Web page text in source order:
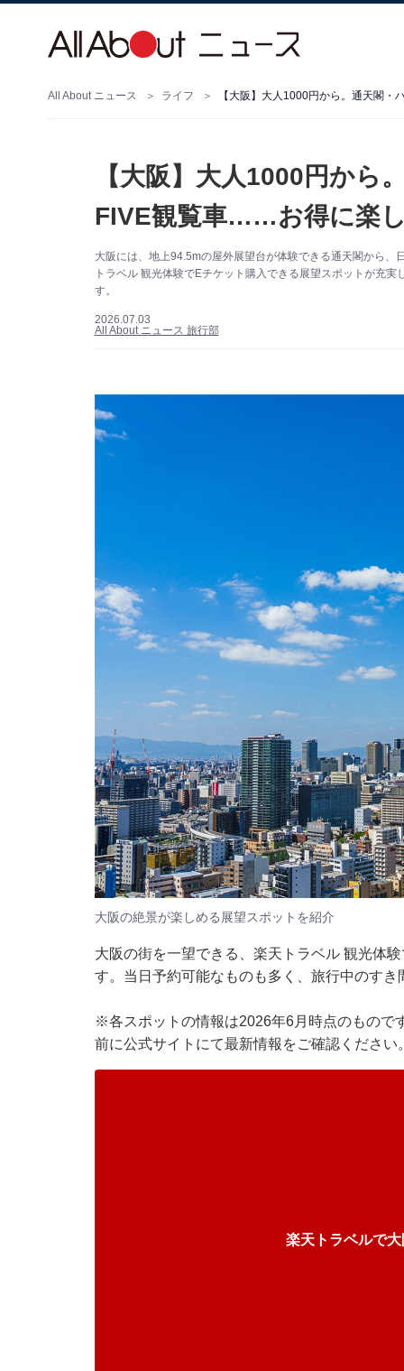
All About ニュース ライフ
【大阪】大人1000円から
FIVE観覧車……お得に楽
大阪には、地上94.5mの屋外展望台が体験できる通天閣から
トラベル 観光体験でEチケット購入できる展望スポットが充
す。
2026.07.03
All About ニュース 旅行部
大阪の絶景が楽しめる展望スポットを紹介
大阪の街を一望できる、楽天トラベル 観光体
す。当日予約可能なものも多く、旅行中のす
※各スポットの情報は2026年6月時点のもので
前に公式サイトにて最新情報をご確認ください
楽天トラベルで